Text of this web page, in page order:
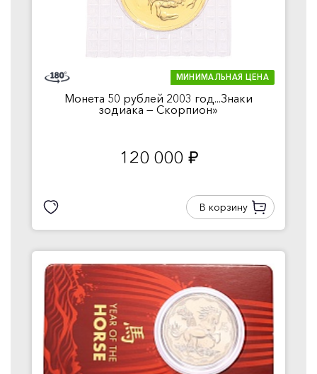
МИНИМАЛЬНАЯ ЦЕНА
Монета 50 рублей 2003 год...Знаки
зодиака — Скорпион»
120 000 руб.
В корзину